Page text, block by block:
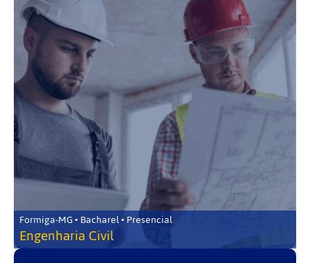
Formiga-MG • Bacharel • Presencial
Engenharia Civil